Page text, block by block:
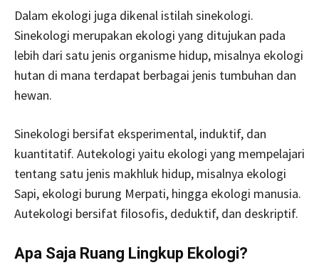
Dalam ekologi juga dikenal istilah sinekologi.
Sinekologi merupakan ekologi yang ditujukan pada
lebih dari satu jenis organisme hidup, misalnya ekologi
hutan di mana terdapat berbagai jenis tumbuhan dan
hewan.
Sinekologi bersifat eksperimental, induktif, dan
kuantitatif. Autekologi yaitu ekologi yang mempelajari
tentang satu jenis makhluk hidup, misalnya ekologi
Sapi, ekologi burung Merpati, hingga ekologi manusia.
Autekologi bersifat filosofis, deduktif, dan deskriptif.
Apa Saja Ruang Lingkup Ekologi?